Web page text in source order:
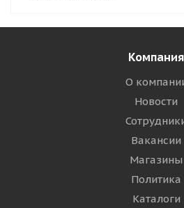
Компания
О
Новости
Вакансии
Магазины
Политика
Каталоги